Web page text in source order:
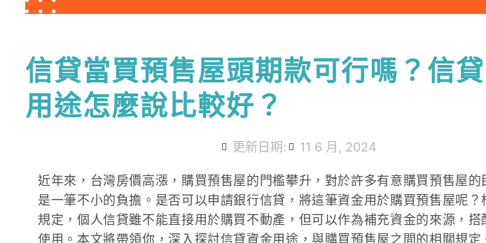
信貸當買預售屋頭期款可行嗎？信
用途怎麼說比較好？
更新日期: 11 6 月, 2024
近年來，台灣房價高漲，購買預售屋的門檻攀升，對於許多有意購買預售屋的
是一筆不小的負擔。是否可以申請銀行信貸，將這筆資金用於購買預售屋呢？
規定，個人信貸雖不能直接用於購買不動產，但可以作為補充資金的來源，搭
使用。本文將帶領你，深入探討信貸資金用途，與購買預售屋之間的相關規定